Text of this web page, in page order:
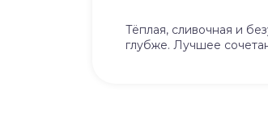
Тёплая, сливочная и
глубже. Лучшее